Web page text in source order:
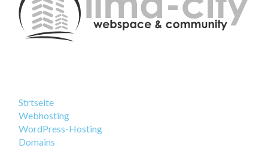
Strtseite
Webhosting
WordPress-Hosting
Domains